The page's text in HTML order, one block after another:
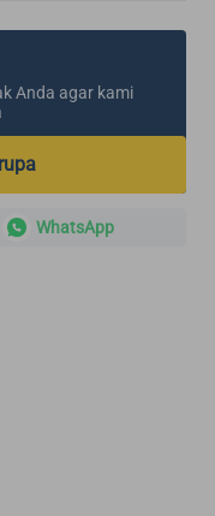
Anda agar kami
WhatsApp